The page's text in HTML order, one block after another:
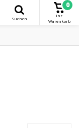
Suchen
0
Ihr
Warenkorb